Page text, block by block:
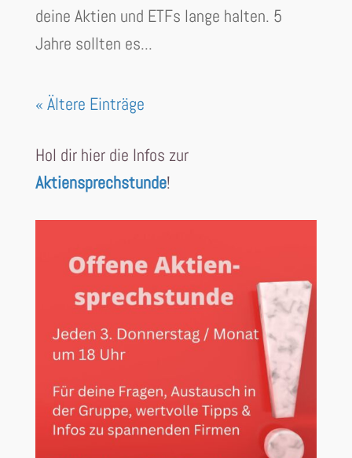
deine Aktien und ETFs lange halten. 5
Jahre sollten es...
« Ältere Einträge
Hol dir hier die Infos zur
Aktiensprechstunde!